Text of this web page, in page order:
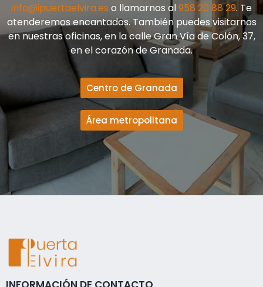
info@ipuertaelvira.es o llamarnos al958 20 88 29. Te
atenderemos encantados. También puedes visitarnos
en nuestras oficinas, en la calle Gran Vía de Colón, 37,
en el corazón de Granada.
Centro de Granada
Área metropolitana